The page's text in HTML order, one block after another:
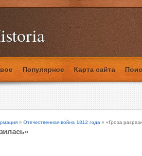
Популярное Карта сайта
» Отечественная война 1812 года » «Гроза